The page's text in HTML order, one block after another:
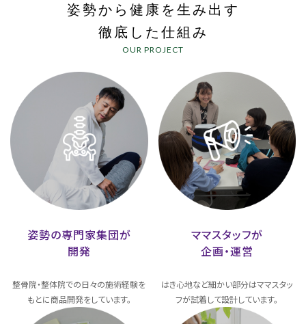
姿勢から健康を生み出す
徹底した仕組み
OUR PROJECT
姿勢の専門家集団が
開発
整骨院・整体院での日々の施術経験を
もとに商品開発をしています。
ママスタッフが
企画・運営
はき心地など細かい部分はママスタッ
フが試着して設計しています。